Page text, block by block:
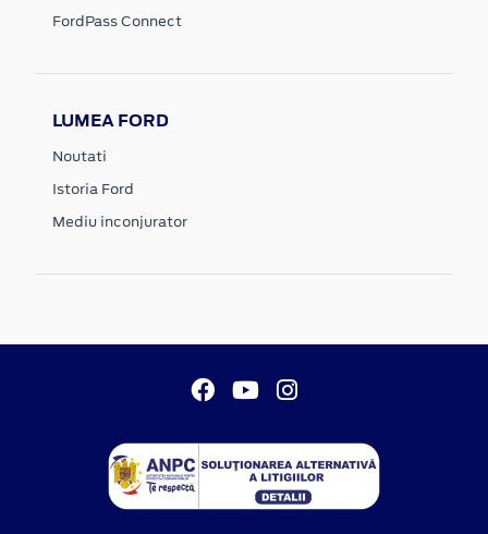
FordPass Connect
LUMEA FORD
Noutati
Istoria Ford
Mediu inconjurator